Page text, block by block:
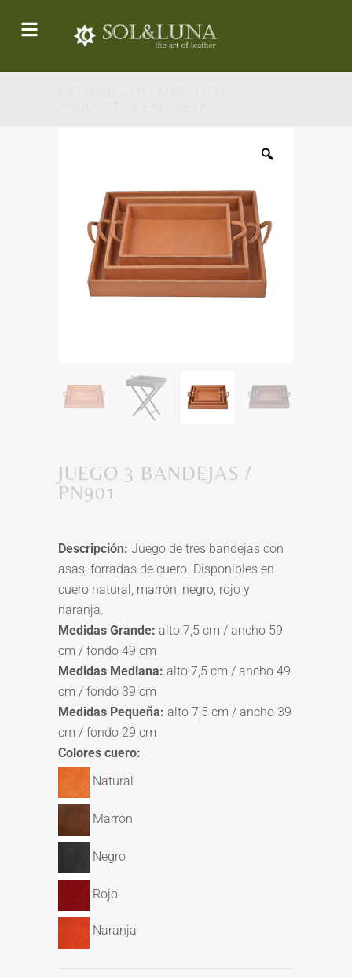
JUEGO 3 BANDEJAS /
PN901
Descripción: Juego de tres bandejas con
asas, forradas de cuero. Disponibles en
cuero natural, marrón, negro, rojo y
naranja.
Medidas Grande: alto 7,5 cm / ancho 59
cm / fondo 49 cm
Medidas Mediana: alto 7,5 cm / ancho 49
cm / fondo 39 cm
Medidas Pequeña: alto 7,5 cm / ancho 39
cm / fondo 29 cm
Colores cuero:
Natural
Marrón
Negro
Rojo
Naranja